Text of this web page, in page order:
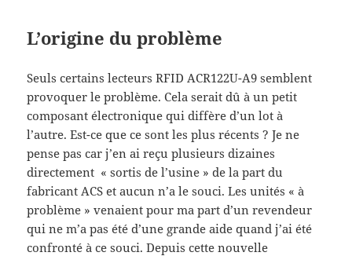
L’origine du problème
Seuls certains lecteurs RFID ACR122U-A9 semblent
provoquer le problème. Cela serait dû à un petit
composant électronique qui diffère d’un lot à
l’autre. Est-ce que ce sont les plus récents ? Je ne
pense pas car j’en ai reçu plusieurs dizaines
directement « sortis de l’usine » de la part du
fabricant ACS et aucun n’a le souci. Les unités « à
problème » venaient pour ma part d’un revendeur
qui ne m’a pas été d’une grande aide quand j’ai été
confronté à ce souci. Depuis cette nouvelle